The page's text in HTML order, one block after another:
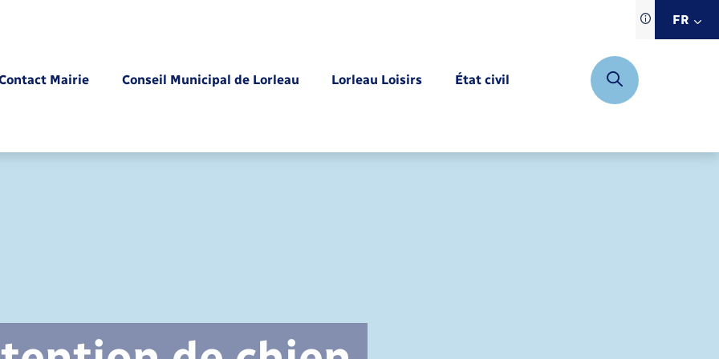
Traduction
siteFR
Mairie Conseil Municipal de Lorleau Lorleau Loisirs État civil